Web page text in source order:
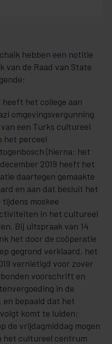
hebben een notitie
van de Raad van State
heeft het college aan
omgevingsvergunning
een Turks cultureel
het perceel
(hierna: het
2019 heeft het
daartegen gemaakte
en aan dat besluit het
moskee
in het cultureel
Bij uitspraak van 14
het door de coöperatie
gegrond verklaard, het
vernietigd voor zover
voorschrift en
in de
en bepaald dat het
komt te luiden:
de vrijdagmiddag mogen
het cultureel centrum